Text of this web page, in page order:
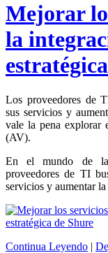
Mejorar
la
Los proveedores de
sus servicios y
vale la pena explorar
(AV).
En el mundo de la
proveedores de TI
servicios y aumentar
Continua Leyendo |